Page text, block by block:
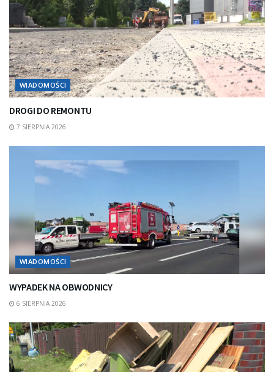
WIADOMOŚCI
DROGI DO REMONTU
7 SIERPNIA 2026
WIADOMOŚCI
WYPADEK NA OBWODNICY
6 SIERPNIA 2026